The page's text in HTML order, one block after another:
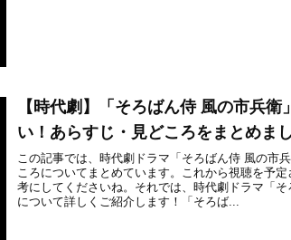
【時代劇】「そろばん侍 風の市兵衛
い！あらすじ・見どころをまとめま
この記事では、時代劇ドラマ「そろばん侍 風の市
ころについてまとめています。これから視聴を予
考にしてくださいね。それでは、時代劇ドラマ「そ
について詳しくご紹介します！「そろば...